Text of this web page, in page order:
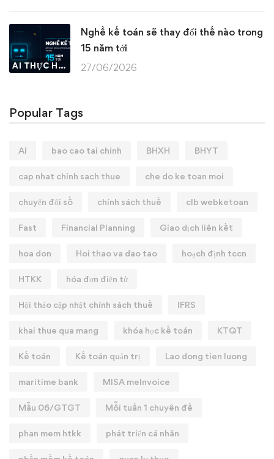
AI THỰC HÀNH
Nghề kế toán sẽ thay đổi thế nào trong
15 năm tới
27/06/2026
Popular Tags
AI bao cao tai chinh BHXH BHYT
cap nhat chinh sach thue che do ke toan moi
chuyển đổi số chính sách thuế clb webketoan
Fast Financial Planning Giao dịch liên kết
hoa don Hoi thao va dao tao hoạch định tccn
HTKK hóa đơn điện tử
Hội thảo cập nhật chính sách thuế IFRS
khai thue qua mang khóa học kế toán KTQT
Kế toán Kế toán quản trị Lao dong tien luong
maritime bank MISA meInvoice
Mẫu 06/GTGT Mỗi tuần 1 chuyên đề
phan mem htkk phát triển cá nhân